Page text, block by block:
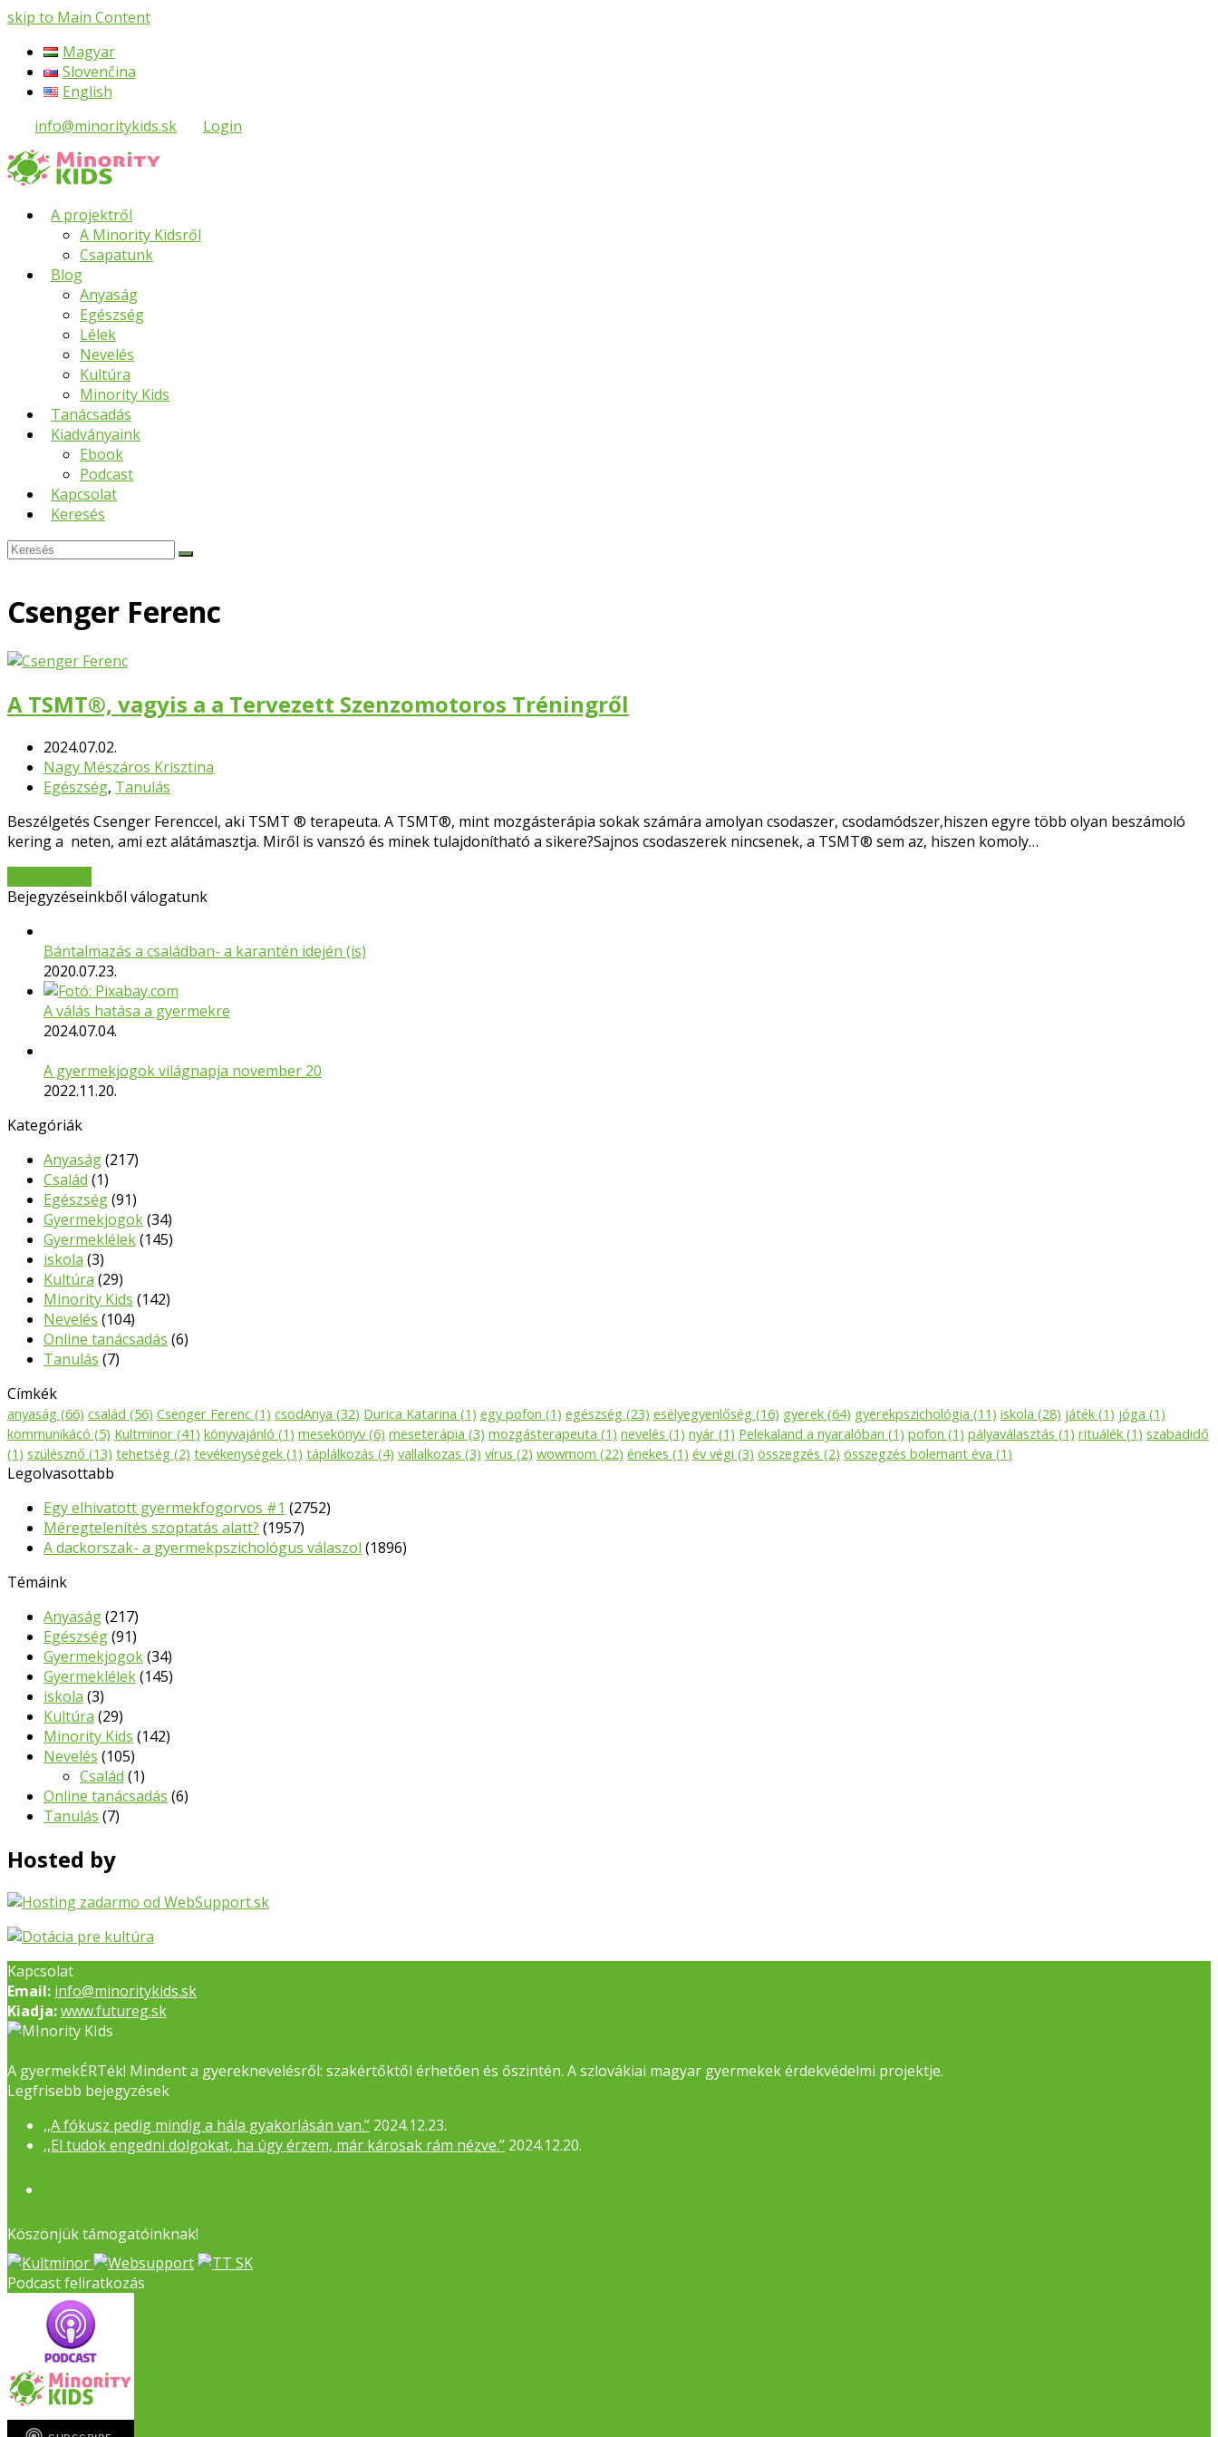
skip to Main Content
Magyar
Slovenčina
English
info@minoritykids.sk
Login
A projektről
A Minority Kidsről
Csapatunk
Blog
Anyaság
Egészség
Lélek
Nevelés
Kultúra
Minority Kids
Tanácsadás
Kiadványaink
Ebook
Podcast
Kapcsolat
Keresés
Keresés
Submit
Csenger Ferenc
A TSMT®, vagyis a a Tervezett Szenzomotoros Tréningről
2024.07.02.
Nagy Mészáros Krisztina
Egészség, Tanulás
Beszélgetés Csenger Ferenccel, aki TSMT ® terapeuta. A TSMT®, mint mozgásterápia sokak számára amolyan csodaszer, csodamódszer,hiszen egyre több olyan beszámoló
kering a neten, ami ezt alátámasztja. Miről is vanszó és minek tulajdonítható a sikere?Sajnos csodaszerek nincsenek, a TSMT® sem az, hiszen komoly…
Bejegyzéseinkből válogatunk
Bántalmazás a családban- a karantén idején (is)
2020.07.23.
A válás hatása a gyermekre
2024.07.04.
A gyermekjogok világnapja november 20
2022.11.20.
Kategóriák
Anyaság(217)
Család (1)
Egészség(91)
Gyermekjogok(34)
Gyermeklélek(145)
iskola (3)
Kultúra (29)
Minority Kids (142)
Nevelés (104)
Online tanácsadás (6)
Tanulás (7)
Címkék
anyaság (66) család (56) Csenger Ferenc (1) csodAnya (32) Durica Katarina (1) egy pofon (1) egészség (23) esélyegyenlőség (16) gyerek (64) gyerekpszichológia (11) iskola (28) játék (1) jóga (1)
kommunikácó (5) Kultminor (41) könyvajánló (1) mesekönyv(6) meseterápia (3) mozgásterapeuta (1) nevelés (1) nyár (1) Pelekaland a nyaralóban (1) pofon (1) pályaválasztás (1) rituálék (1) szabadidő
(1) szülésznő (13) tehetség (2) tevékenységek (1) táplálkozás (4) vallalkozas (3) vírus (2) wowmom (22) énekes (1) év végi (3) összegzés (2) összegzés bolemant éva (1)
Legolvasottabb
Egy elhivatott gyermekfogorvos #1 (2752)
Méregtelenítés szoptatás alatt? (1957)
A dackorszak- a gyermekpszichológus válaszol (1896)
Témáink
Anyaság(217)
Egészség(91)
Gyermekjogok(34)
Gyermeklélek(145)
iskola (3)
Kultúra (29)
Minority Kids (142)
Nevelés (105)
Család (1)
Online tanácsadás (6)
Tanulás (7)
Hosted by
Kapcsolat
Email: info@minoritykids.sk
Kiadja:www.futureg.sk
A gyermekÉRTék! Mindent a gyereknevelésről: szakértőktől érhetően és őszintén. A szlovákiai magyar gyermekek érdekvédelmi projektje.
Legfrisebb bejegyzések
,,A fókusz pedig mindig a hála gyakorlásán van.” 2024.12.23.
,,El tudok engedni dolgokat, ha úgy érzem, már károsak rám nézve.” 2024.12.20.
Köszönjük támogatóinknak!
Podcast feliratkozás